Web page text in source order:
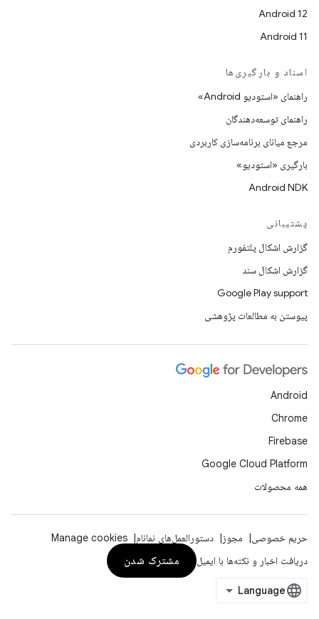
Android 12
Android 11
اسناد و بارگیری‌ها
راهنمای «استودیو Android»
راهنمای توسعه‌دهندگان
مرجع میانای برنامه‌سازی کاربردی
بارگیری «استودیو»
Android NDK
پشتیبانی
گزارش اشکال پلتفورم
گزارش اشکال سند
Google Play support
پیوستن به مطالعات پژوهشی
Android
Chrome
Firebase
Google Cloud Platform
همه محصولات
حریم خصوصی مجوز دستورالعمل‌های نمانام
Manage cookies
دریافت اخبار و نکته‌ها با ایمیل
مشترک شدن